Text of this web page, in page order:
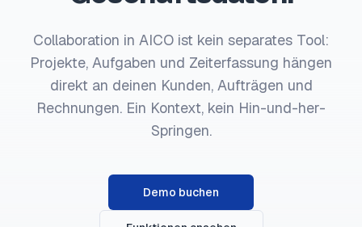
Collaboration in AICO ist kein separates Tool:
Projekte, Aufgaben und Zeiterfassung hängen
direkt an deinen Kunden, Aufträgen und
Rechnungen. Ein Kontext, kein Hin-und-her-
Springen.
Demo buchen